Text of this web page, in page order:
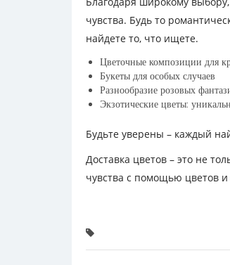
чувства. Будь то
найдете то, что ищете.
Цветочные композиции для
Букеты для особых случаев
Разнообразие розовых
Экзотические цветы:
Будьте уверены – каждый
Доставка цветов – это не
чувства с помощью цветов